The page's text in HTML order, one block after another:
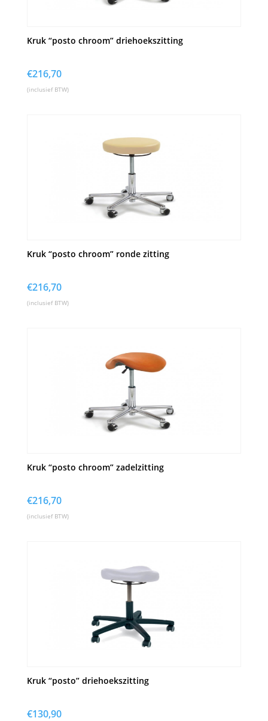
Kruk “posto chroom” driehoekszitting
€216,70
(inclusief BTW)
Kruk “posto chroom” ronde zitting
€216,70
(inclusief BTW)
Kruk “posto chroom” zadelzitting
€216,70
(inclusief BTW)
Kruk “posto” driehoekszitting
€130,90